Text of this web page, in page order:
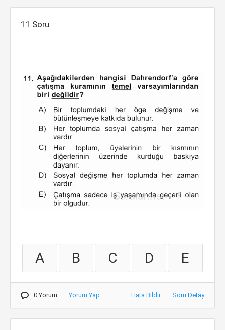
11.Soru
A B C D E
0 Yorum Yorum Yap Hata Bildir Soru Detay